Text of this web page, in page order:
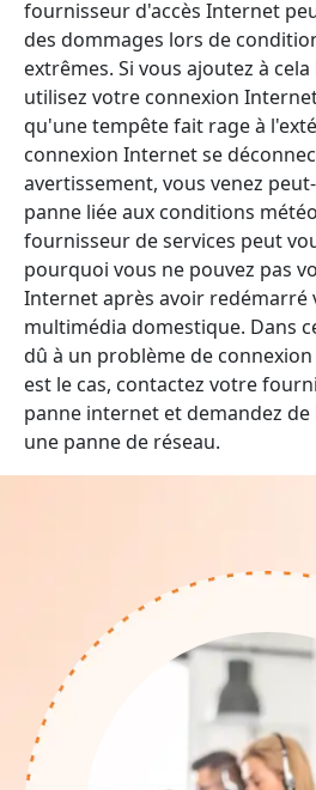
fournisseur d'accès Internet
des dommages lors de
extrêmes. Si vous ajoutez à
utilisez votre connexion
qu'une tempête fait rage à
connexion Internet se
avertissement, vous venez
panne liée aux conditions
fournisseur de services peut
pourquoi vous ne pouvez pas
Internet après avoir redémarré
multimédia domestique. Dans
dû à un problème de
est le cas, contactez votre
panne internet et demandez
une panne de réseau.